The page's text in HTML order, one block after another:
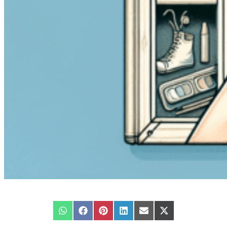
Compartir
en
WhatsAppCompartir
en
FacebookCompartir
en
PinterestCompartir
en
LinkedInCompartir
en
EmailCompartir
en
X
(Twitter)